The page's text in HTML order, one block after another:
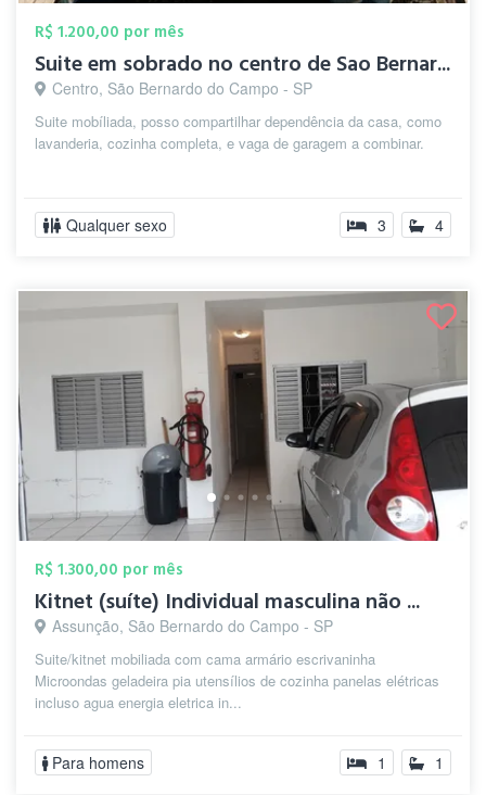
R$ 1.200,00 por mês
Suite em sobrado no centro de Sao Bernar...
Centro, São Bernardo do Campo - SP
Suite mobíliada, posso compartilhar dependência da casa, como
lavanderia, cozinha completa, e vaga de garagem a combinar.
Qualquer sexo 3 4
R$ 1.300,00 por mês
Kitnet (suíte) Individual masculina não ...
Assunção, São Bernardo do Campo - SP
Suite/kitnet mobiliada com cama armário escrivaninha
Microondas geladeira pia utensílios de cozinha panelas elétricas
incluso agua energia eletrica in...
Para homens 1 1